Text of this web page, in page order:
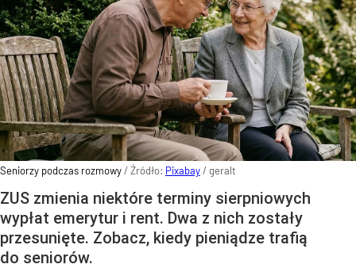
Seniorzy podczas rozmowy/ Źródło: Pixabay/ geralt
ZUS zmienia niektóre terminy sierpniowych
wypłat emerytur i rent. Dwa z nich zostały
przesunięte. Zobacz, kiedy pieniądze trafią
do seniorów.